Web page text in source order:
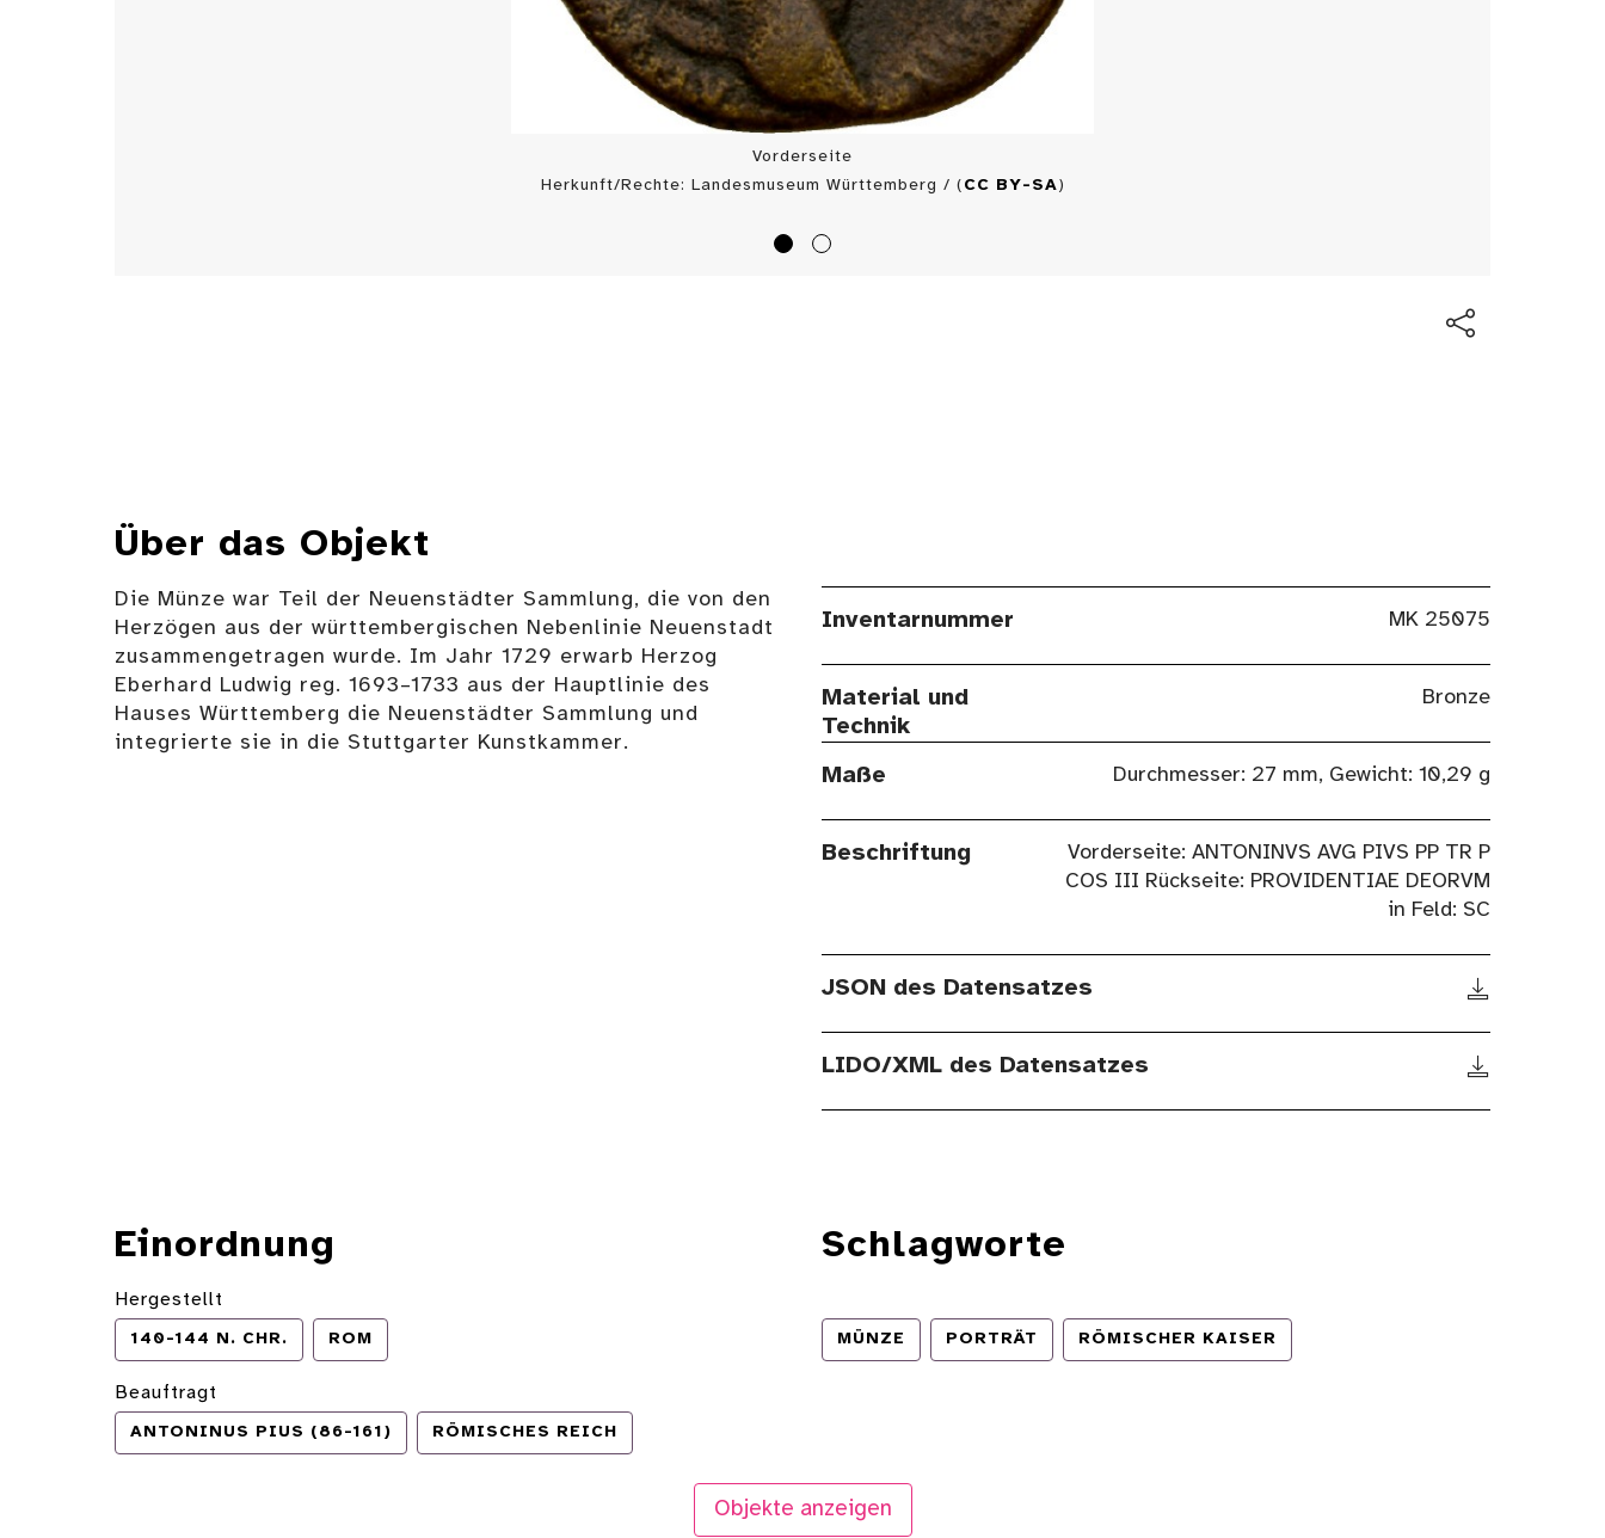
Vorderseite
Herkunft/Rechte: Landesmuseum Württemberg / ( CC BY-SA)
Über das Objekt
Die Münze war Teil der Neuenstädter Sammlung, die von den
Herzögen aus der württembergischen Nebenlinie Neuenstadt
zusammengetragen wurde. Im Jahr 1729 erwarb Herzog
Eberhard Ludwig reg. 1693–1733 aus der Hauptlinie des
Hauses Württemberg die Neuenstädter Sammlung und
integrierte sie in die Stuttgarter Kunstkammer.
Inventarnummer MK 25075
Material und
Technik
Bronze
Maße Durchmesser: 27 mm, Gewicht: 10,29 g
Beschriftung
Vorderseite: ANTONINVS AVG PIVS PP TR P
COS III Rückseite: PROVIDENTIAE DEORVM
in Feld: SC
JSON des Datensatzes
LIDO/XML des Datensatzes
Einordnung
Hergestellt
140-144 N. CHR. ROM
Beauftragt
ANTONINUS PIUS (86-161) RÖMISCHES REICH
Schlagworte
MÜNZE PORTRÄT RÖMISCHER KAISER
Objekte anzeigen